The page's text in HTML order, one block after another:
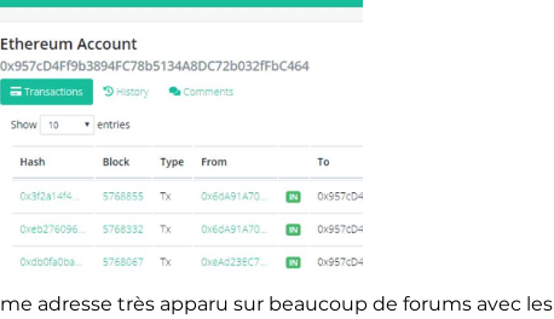
adresse très apparu sur beaucoup de forums avec les